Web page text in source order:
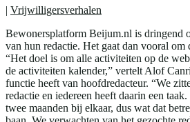
| Vrijwilligersverhalen
Bewonersplatform Beijum.nl is dringend
van hun redactie. Het gaat dan vooral om
“Het doel is om alle activiteiten op de
de activiteiten kalender,” vertelt Alof
functie heeft van hoofdredacteur. “We
redactie en iedereen heeft daarin een
twee maanden bij elkaar, dus wat dat